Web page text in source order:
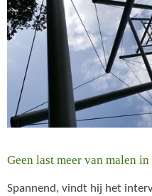
Geen last meer van malen
Spannend, vindt hij het